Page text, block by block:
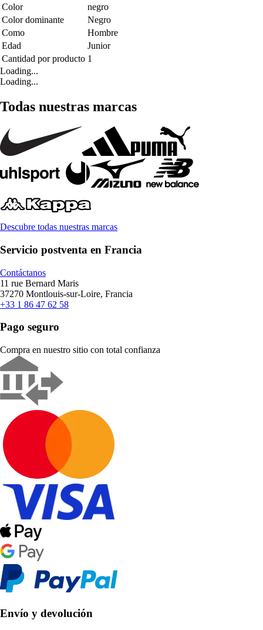
Color
negro
Color dominante
Negro
Como
Hombre
Edad
Junior
Cantidad por producto 1
Loading...
Loading...
Todas nuestras marcas
Descubre todas nuestras marcas
Servicio postventa en Francia
Contáctanos
11 rue Bernard Maris
37270 Montlouis-sur-Loire, Francia
+33 1 86 47 62 58
Pago seguro
Compra en nuestro sitio con total confianza
Envío y devolución